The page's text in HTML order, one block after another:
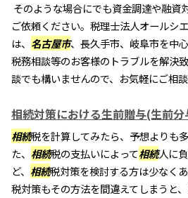
そのような場合にでも資金調達や融資
ご依頼ください。税理士法人オールシ
は、 名古屋市、長久手市、岐阜市を中心
税務相談等のお客様のトラブルを解決
談でも構いませんので、お気軽にご相談
相続対策における生前贈与(生前
相続税を計算してみたら、予想よりも
た、 相続税の支払いによって相続人に
ど、 相続税対策を検討する方は少なく
税対策もその方法を間違えてしまうと